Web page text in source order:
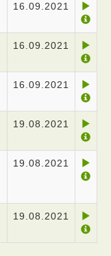
16.09.2021
16.09.2021
16.09.2021
19.08.2021
19.08.2021
19.08.2021